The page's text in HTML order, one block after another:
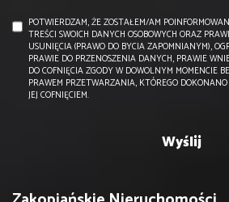
POTWIERDZAM, ŻE ZOSTAŁEM/AM
TREŚCI SWOICH DANYCH OSOBOWYCH ORAZ
USUNIĘCIA (PRAWO DO BYCIA ZAPOMNIANYM),
PRAWIE DO PRZENOSZENIA DANYCH, PRAWIE
DO COFNIĘCIA ZGODY W DOWOLNYM MOMENCIE
PRAWEM PRZETWARZANIA, KTÓREGO
JEJ COFNIĘCIEM.